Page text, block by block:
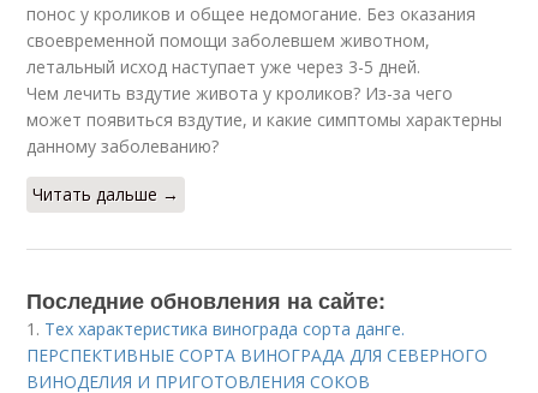
понос у кроликов и общее недомогание. Без оказания
своевременной помощи заболевшем животном,
летальный исход наступает уже через 3-5 дней.
Чем лечить вздутие живота у кроликов? Из-за чего
может появиться вздутие, и какие симптомы характерны
данному заболеванию?
Читать дальше →
Последние обновления на сайте:
1. Тех характеристика винограда сорта данге.
ПЕРСПЕКТИВНЫЕ СОРТА ВИНОГРАДА ДЛЯ CЕВЕРНОГО
ВИНОДЕЛИЯ И ПРИГОТОВЛЕНИЯ СОКОВ